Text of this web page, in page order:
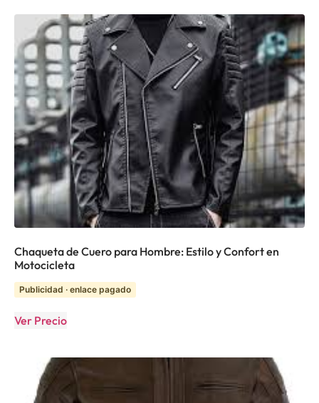
Chaqueta de Cuero para Hombre: Estilo y Confort en
Motocicleta
Publicidad · enlace pagado
Ver Precio